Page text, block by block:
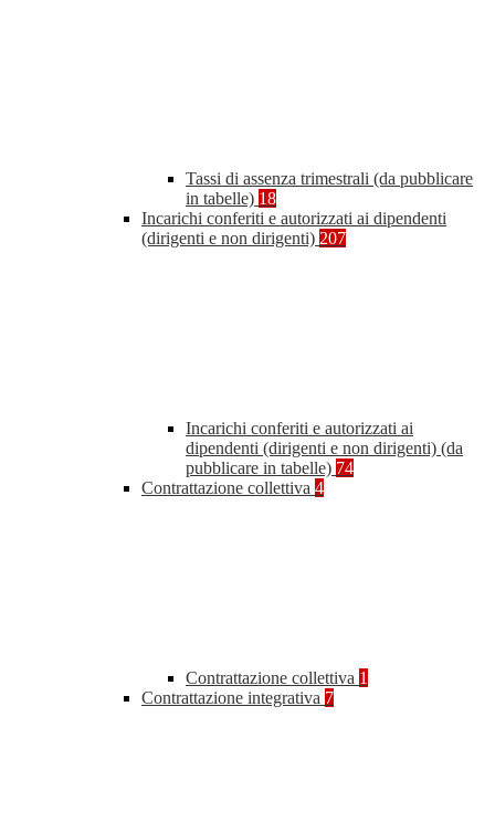
Tassi di assenza trimestrali (da pubblicare
in tabelle) 18
Incarichi conferiti e autorizzati ai dipendenti
(dirigenti e non dirigenti) 207
Incarichi conferiti e autorizzati ai
dipendenti (dirigenti e non dirigenti) (da
pubblicare in tabelle) 74
Contrattazione collettiva 4
Contrattazione collettiva 1
Contrattazione integrativa 7